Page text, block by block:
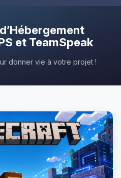
Hébergement
et TeamSpeak
donner vie à votre projet !